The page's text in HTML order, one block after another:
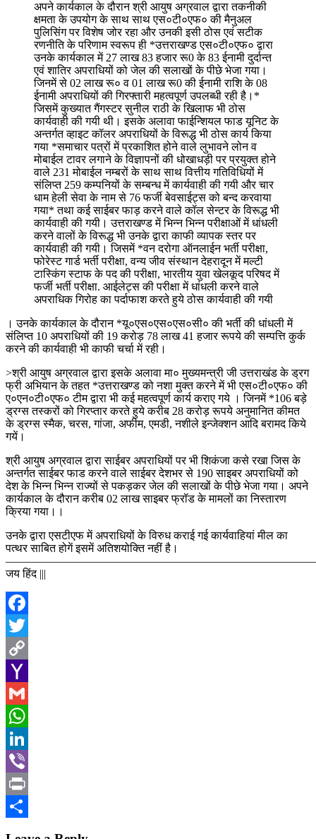
अपने कार्यकाल के दौरान श्री आयुष अग्रवाल द्वारा तकनीकी
क्षमता के उपयोग के साथ साथ एस०टी०एफ० की मैनुअल
पुलिसिंग पर विशेष जोर रहा और उनकी इसी ठोस एवं सटीक
रणनीति के परिणाम स्वरूप ही *उत्तराखण्ड एस०टी०एफ० द्वारा
उनके कार्यकाल में 27 लाख 83 हजार रू0 के 83 ईनामी दुर्दान्त
एवं शातिर अपराधियों को जेल की सलाखों के पीछे भेजा गया।
जिनमें से 02 लाख रू० व 01 लाख रू0 की ईनामी राशि के 08
ईनामी अपराधियों की गिरफ्तारी महत्वपूर्ण उपलब्धी रही है।*
जिसमें कुख्यात गैंगस्टर सुनील राठी के खिलाफ भी ठोस
कार्यवाही की गयी थी। इसके अलावा फाईन्शियल फाड यूनिट के
अन्तर्गत व्हाइट कॉलर अपराधियों के विरूद्ध भी ठोस कार्य किया
गया *समाचार पत्रों में प्रकाशित होने वाले लुभावने लोन व
मोबाईल टावर लगाने के विज्ञापनों की धोखाधड़ी पर प्रयुक्त होने
वाले 231 मोबाईल नम्बरों के साथ साथ वित्तीय गतिविधियों में
संलिप्त 259 कम्पनियों के सम्बन्ध में कार्यवाही की गयी और चार
धाम हेली सेवा के नाम से 76 फर्जी बेवसाईट्स को बन्द करवाया
गया* तथा कई साईबर फाड़ करने वाले कॉल सेन्टर के विरूद्ध भी
कार्यवाही की गयी। उत्तराखण्ड में भिन्न भिन्न परीक्षाओं में धांधली
करने वालों के विरूद्ध भी उनके द्वारा काफी व्यापक स्तर पर
कार्यवाही की गयी। जिसमें *वन दरोगा ऑनलाईन भर्ती परीक्षा,
फोरेस्ट गार्ड भर्ती परीक्षा, वन्य जीव संस्थान देहरादून में मल्टी
टास्किंग स्टाफ के पद की परीक्षा, भारतीय युवा खेलकूद परिषद में
फर्जी भर्ती परीक्षा. आईलेट्स की परीक्षा में धांधली करने वाले
अपराधिक गिरोह का पर्दाफाश करते हुये ठोस कार्यवाही की गयी
। उनके कार्यकाल के दौरान *यू०एस०एस०एस०सी० की भर्ती की धांधली में
संलिप्त 10 अपराधियों की 19 करोड़ 78 लाख 41 हजार रूपये की सम्पत्ति कुर्क
करने की कार्यवाही भी काफी चर्चा में रही।
>श्री आयुष अग्रवाल द्वारा इसके अलावा मा० मुख्यमन्त्री जी उत्तराखंड के ड्रग
फ्री अभियान के तहत *उत्तराखण्ड को नशा मुक्त करने में भी एस०टी०एफ० की
ए०एन०टी०एफ० टीम द्वारा भी कई महत्वपूर्ण कार्य कराए गये । जिनमें *106 बड़े
ड्रग्स तस्करों को गिरप्तार करते हुये करीब 28 करोड़ रूपये अनुमानित कीमत
के ड्रग्स स्मैक, चरस, गांजा, अफीम, एमडी, नशीले इन्जेक्शन आदि बरामद किये
गयें।
श्री आयुष अग्रवाल द्वारा साईबर अपराधियों पर भी शिकंजा कसे रखा जिस के
अन्तर्गत साईबर फाड करने वाले साईबर देशभर से 190 साइबर अपराधियों को
देश के भिन्न भिन्न राज्यों से पकड़कर जेल की सलाखों के पीछे भेजा गया। अपने
कार्यकाल के दौरान करीब 02 लाख साइबर फ्रॉड के मामलों का निस्तारण
क्रिया गया।।
उनके द्वारा एसटीएफ में अपराधियों के विरुध कराई गई कार्यवाहियां मील का
पत्थर साबित होगें इसमें अतिशयोक्ति नहीं है।
जय हिंद |||
Facebook
Twitter
Copy
Link
Yahoo
Mail
Gmail
WhatsApp
LinkedIn
Viber
Print